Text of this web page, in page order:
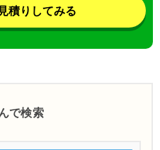
積りしてみる
で検索